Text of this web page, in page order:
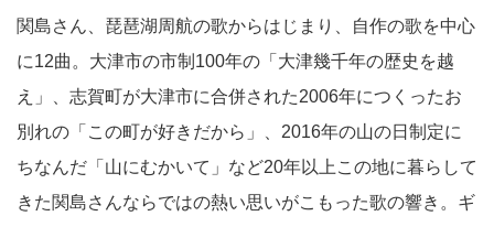
関島さん、琵琶湖周航の歌からはじまり、自作の歌を中心
に12曲。大津市の市制100年の「大津幾千年の歴史を越
え」、志賀町が大津市に合併された2006年につくったお
別れの「この町が好きだから」、2016年の山の日制定に
ちなんだ「山にむかいて」など20年以上この地に暮らして
きた関島さんならではの熱い思いがこもった歌の響き。ギ